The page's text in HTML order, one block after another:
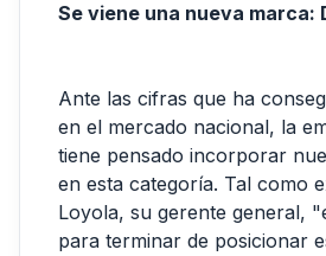
Se viene una nueva marca:
Ante las cifras que ha
en el mercado nacional, la
tiene pensado incorporar
en esta categoría. Tal como
Loyola, su gerente general,
para terminar de posicionar